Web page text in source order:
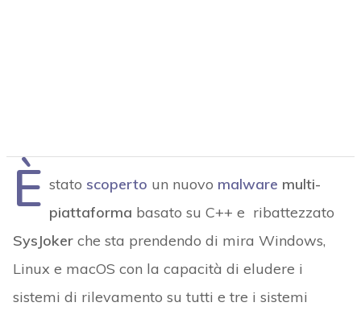
È stato scoperto un nuovo malware multi-
piattaforma basato su C++ e ribattezzato
SysJokerche sta prendendo di mira Windows,
Linux e macOS con la capacità di eludere i
sistemi di rilevamento su tutti e tre i sistemi